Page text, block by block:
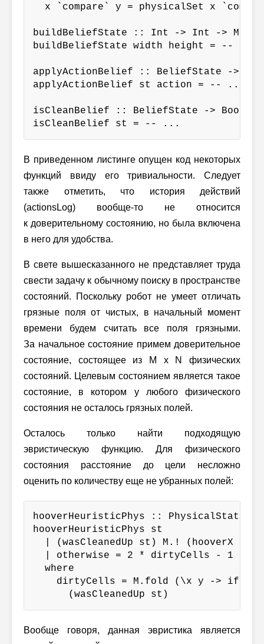
x `compare` y = physicalSet x
buildBeliefState :: Int -> Int ->
buildBeliefState width height = -- ...
applyActionBelief :: BeliefState ->
applyActionBelief st action = -- ...
isCleanBelief :: BeliefState -> Bool
isCleanBelief st = -- ...
В приведенном листинге опущен код некоторых
функций ввиду его тривиальности. Следует
также отметить, что история действий
(actionsLog) вообще-то не относится
к доверительному состоянию, но была включена
в него для удобства.
В свете вышесказанного не представляет труда
свести задачу к обычному поиску в пространстве
состояний. Поскольку робот не умеет отличать
грязные поля от чистых, в начальный момент
времени будем считать все поля грязными.
За начальное состояние примем доверительное
состояние, состоящее из M x N
физических
состояний. Целевым состоянием является такое
состояние, в котором у любого физического
состояния не осталось грязных полей.
Осталось только найти подходящую
эвристическую функцию. Для физического
состояния расстояние до цели несложно
оценить по количеству еще не убранных полей:
hooverHeuristicPhys :: PhysicalState -
hooverHeuristicPhys st
| (wasCleanedUp st) M.! (hooverX st,
  | otherwise = 2 * dirtyCells - 1
  where
dirtyCells = M.fold (\x y -> if x
      (wasCleanedUp st)
Вообще говоря, данная эвристика является